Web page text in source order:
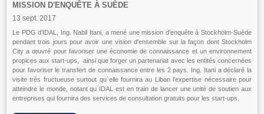
MISSION D'ENQUÊTE À SUÈDE
13 sept. 2017
Le PDG d'IDAL, Ing. Nabil Itani, a mené une mission d'enquête à Stockholm-Suède
pendant trois jours pour avoir une vision d'ensemble sur la façon dont Stockholm
City a œuvré pour favoriser une économie de connaissance et un environnement
propices aux start-ups, ainsi que forger un partenariat avec les entités concernées
pour favoriser le transfert de connaissance entre les 2 pays. Ing. Itani a déclaré la
visite très fructueuse surtout qu`elle fournira au Liban l'expertise nécessaire pour
atteindre le monde, notant qu`IDAL est en train de lancer une unité de soutien aux
entreprises qui fournira des services de consultation gratuits pour les start-ups.